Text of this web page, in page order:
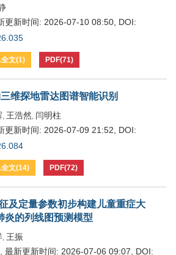
更新时间: 2026-07-10 08:50 DOI:
全文(1) PDF(71)
维探地雷达图谱智能识别
, 王浩然, 闫明柱
更新时间: 2026-07-09 21:52
DOI:
全文(14) PDF(72)
及定量参数初步构建儿童重症大
炎的列线图预测模型
, 王振
最新更新时间: 2026-07-06 09:07 DOI: